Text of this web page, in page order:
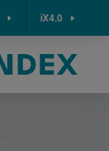
iX4.0